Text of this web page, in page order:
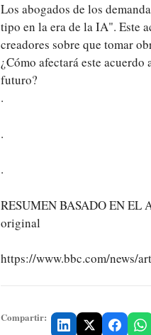
Los abogados de los
tipo en la era de la IA". Este
creadores sobre que tomar
¿Cómo afectará este
futuro?
.
.
.
RESUMEN BASADO EN EL
original
https://www.bbc.com/news/
Compartir: